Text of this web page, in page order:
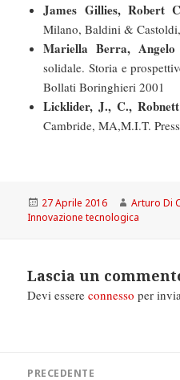
James Gillies, Robert
Milano, Baldini &
Mariella Berra, Angelo
solidale. Storia e
Bollati Boringhieri 2001
Licklider, J., C., Robnett
Cambride, MA,M.I.T.
Scritto
il
27 Aprile 2016 Autore
Arturo Di
Innovazione tecnologica
Lascia un
Devi essereconnesso per
PRECEDENTE